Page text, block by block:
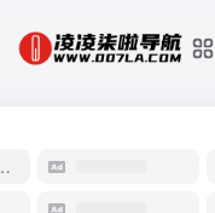
款主题